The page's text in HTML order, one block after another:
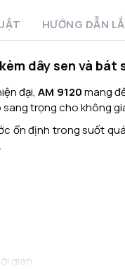
HƯỚNG DẪN
dây sen và bát
đại,AM 9120mang
trọng cho không
ổn định trong suốt
gian